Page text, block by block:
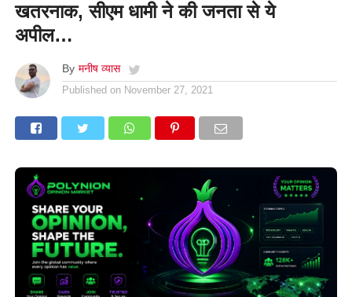
खतरनाक, सीएम धामी ने की जनता से ये
अपील…
By मनीष व्यास
Published on November 27, 2021